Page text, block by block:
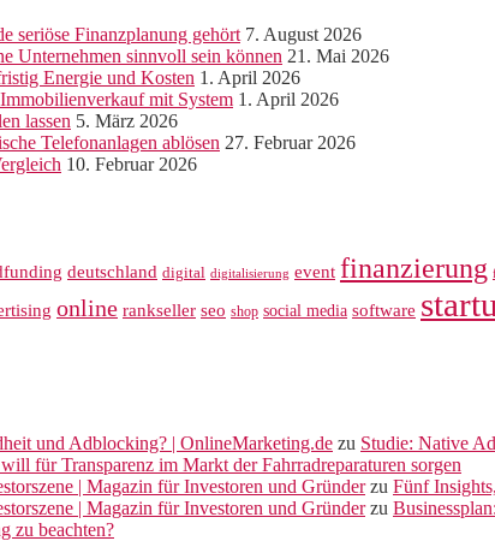
seriöse Finanzplanung gehört 7. August 2026
Unternehmen sinnvoll sein können 21. Mai 2026
Energie und Kosten 1. April 2026
mit System 1. April 2026
lassen 5. März 2026
Telefonanlagen ablösen 27. Februar 2026
10. Februar 2026
deutschland digital digitalisierung event finanzierung
online rankseller seo shop social media software
und Adblocking? | OnlineMarketing.de zu Studie: Native
für Transparenz im Markt der Fahrradreparaturen sorgen
| Magazin für Investoren und Gründerzu Fünf
| Magazin für Investoren und Gründerzu
zu beachten?